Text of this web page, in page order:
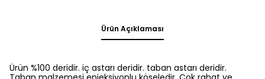
Ürün Açıklaması
Ürün %100 deridir. iç astarı deridir. taban astarı deridir.